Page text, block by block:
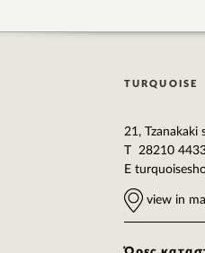
TURQUOISE
21, Tzanakaki
T 28210
E
view in